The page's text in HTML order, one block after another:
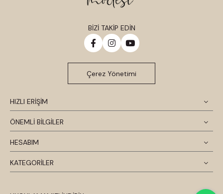
HIZLI ERİŞİM
ÖNEMLİ BİLGİLER
HESABIM
KATEGORİLER
BİZİ TAKİP EDİN
Çerez Yönetimi